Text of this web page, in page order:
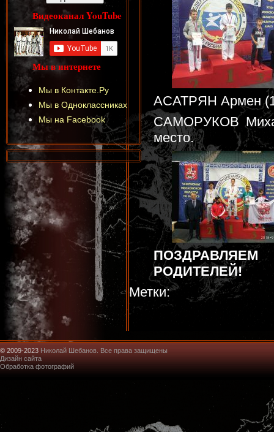
АСАТРЯН Армен
САМОРУКОВ
место.
РОДИТЕЛЕЙ!
Метки:
Видеоканал YouTube
Мы в интернете
Мы в Контакте.Ру
Мы в Одноклассниках
Мы на Facebook
© 2009-2023 Николай Шебанов. Все права защищены
Дизайн сайта
Обработка фотографий